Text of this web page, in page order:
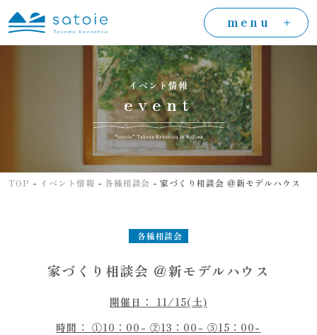
menu
イベント情報
event
TOP - イベント情報 - 各種相談会 -家づくり相談会 ＠新モデルハウス
各種相談会
家づくり相談会 ＠新モデルハウス
開催日： 11/15(土)
時間： ①10：00- ②13：00- ③15：00-